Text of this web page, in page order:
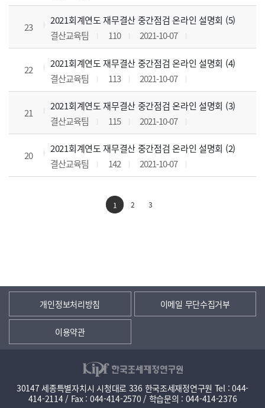
23
2021회계연도 재무결산 중간점검 온라인 설명회 (5)
결산교육팀
110 2021-10-07
22
2021회계연도 재무결산 중간점검 온라인 설명회 (4)
결산교육팀
113 2021-10-07
21
2021회계연도 재무결산 중간점검 온라인 설명회 (3)
결산교육팀
115 2021-10-07
20
2021회계연도 재무결산 중간점검 온라인 설명회 (2)
결산교육팀
142 2021-10-07
1 2 3
개인정보처리방침 이메일 무단수집거부
이용약관
30147 세종특별자치시 시청대로 336 한국조세재정연구원 Tel : 044-
414-2114 / Fax : 044-414-2570 / 학습문의 : 044-414-2376